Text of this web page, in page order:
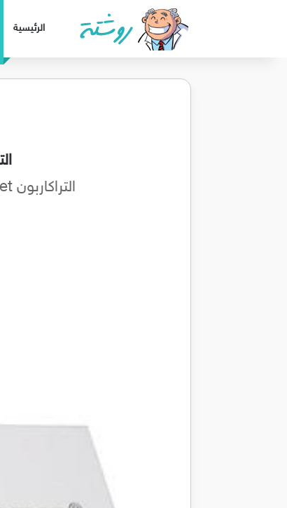
الرئيسية
التراكاربون Ultra Carbon Tablet يستخدم فى محاصرة المواد الكيميائية ومنع استيعابهم